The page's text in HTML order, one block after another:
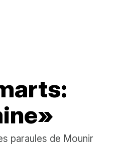
paraules de Mounir